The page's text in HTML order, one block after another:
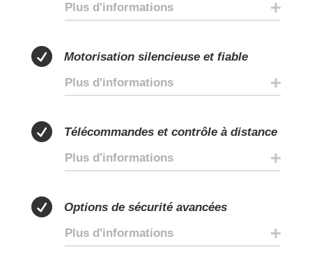
Plus d'informations

Motorisation silencieuse et fiable
Plus d'informations

Télécommandes et contrôle à distance
Plus d'informations

Options de sécurité avancées
Plus d'informations